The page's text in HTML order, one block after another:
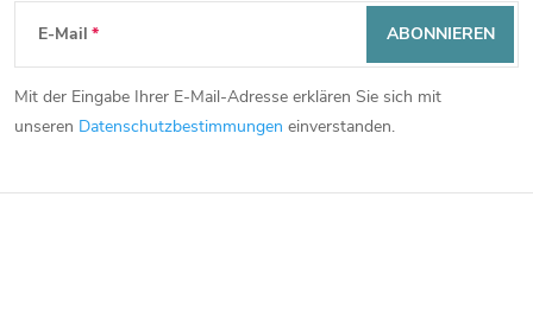
F
u
ß
z
E-Mail
Mit der Eingabe Ihrer E-Mail-Adresse erklären Sie sich mit
unseren Datenschutzbestimmungen einverstanden.
ABONNIEREN